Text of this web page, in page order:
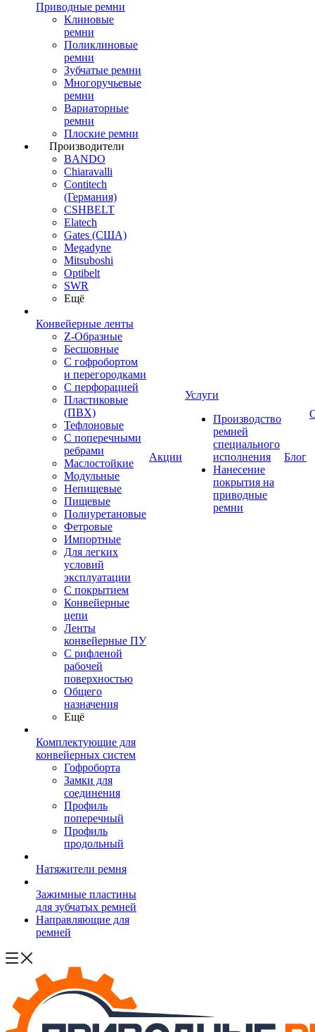
Приводные ремни
Клиновые
ремни
Поликлиновые
ремни
Зубчатые ремни
Многоручьевые
ремни
Вариаторные
ремни
Плоские ремни
Производители
BANDO
Chiaravalli
Contitech
(Германия)
CSHBELT
Elatech
Gates (США)
Megadyne
Mitsuboshi
Optibelt
SWR
Ещё
Конвейерные ленты
Z-Образные
Бесшовные
С гофробортом
и перегородками
С перфорацией
Пластиковые
(ПВХ)
Тефлоновые
С поперечными
ребрами
Маслостойкие
Модульные
Непищевые
Пищевые
Полиуретановые
Фетровые
Импортные
Для легких
условий
эксплуатации
С покрытием
Конвейерные
цепи
Ленты
конвейерные ПУ
С рифленой
рабочей
поверхностью
Общего
назначения
Ещё
Комплектующие для
конвейерных систем
Гофроборта
Замки для
соединения
Профиль
поперечный
Профиль
продольный
Натяжители ремня
Зажимные пластины
для зубчатых ремней
Направляющие для
ремней
Акции
Услуги
Производство
ремней
специального
исполнения
Нанесение
покрытия на
приводные
ремни
Блог